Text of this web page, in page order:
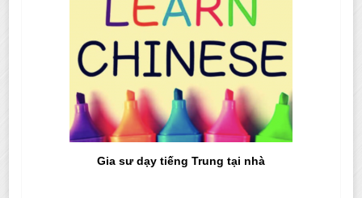
Gia sư dạy tiếng Trung tại nhà